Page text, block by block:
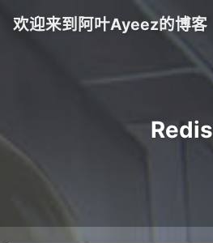
欢迎来到阿叶Ayeez的博客
Redis